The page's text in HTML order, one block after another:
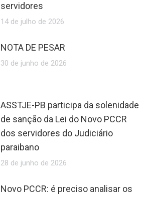
servidores
14 de julho de 2026
NOTA DE PESAR
30 de junho de 2026
ASSTJE-PB participa da solenidade
de sanção da Lei do Novo PCCR
dos servidores do Judiciário
paraibano
28 de junho de 2026
Novo PCCR: é preciso analisar os